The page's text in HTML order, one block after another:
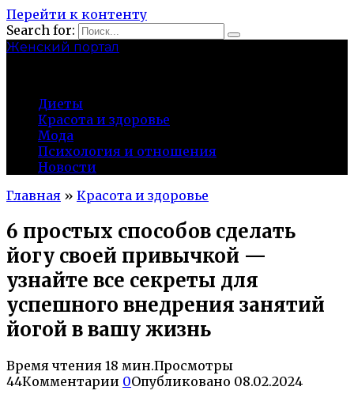
Перейти к контенту
Search for:
Женский портал
Диеты
Красота и здоровье
Мода
Психология и отношения
Новости
Главная » Красота и здоровье
6 простых способов сделать
йогу своей привычкой —
узнайте все секреты для
успешного внедрения занятий
йогой в вашу жизнь
Время чтения 18 мин.Просмотры
44Комментарии 0Опубликовано 08.02.2024